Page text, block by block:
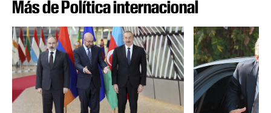
Más de Política internacional